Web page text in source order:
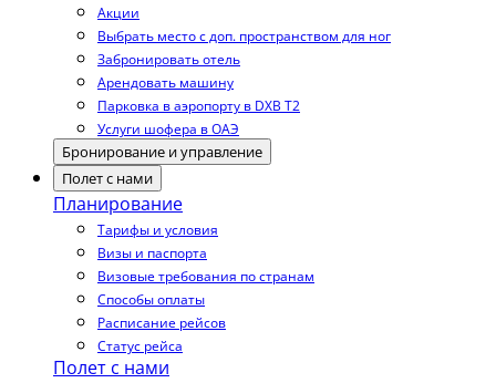
Акции
Выбрать место с доп. пространством для ног
Забронировать отель
Арендовать машину
Парковка в аэропорту в DXB T2
Услуги шофера в ОАЭ
Бронирование и управление
Полет с нами
Планирование
Тарифы и условия
Визы и паспорта
Визовые требования по странам
Способы оплаты
Расписание рейсов
Статус рейса
Полет с нами